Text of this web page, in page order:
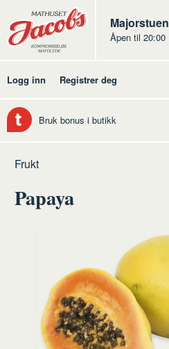
Butikker
Jacobs
Majorstuen
Åpen til 20:00
Logg inn Registrer deg
Bruk bonus i butikk
Hjem
Frukt
grønt
Råvarer
og
grønt
Frukt
Papaya